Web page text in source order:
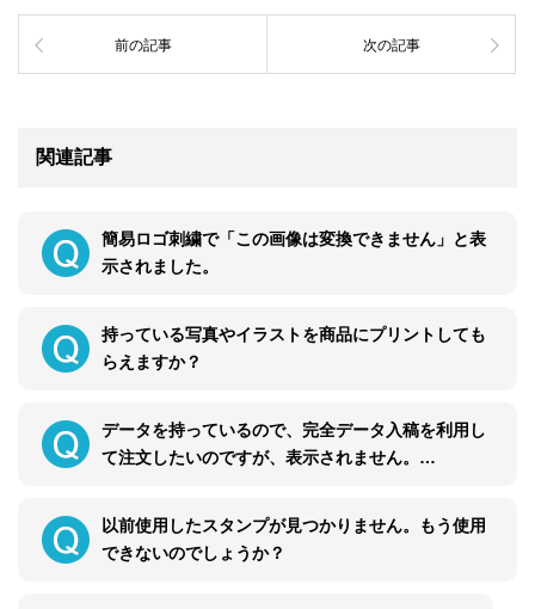
前の記事 次の記事
関連記事
簡易ロゴ刺繍で「この画像は変換できません」と表
示されました。
持っている写真やイラストを商品にプリントしても
らえますか？
データを持っているので、完全データ入稿を利用し
て注文したいのですが、表示されません。…
以前使用したスタンプが見つかりません。もう使用
できないのでしょうか？